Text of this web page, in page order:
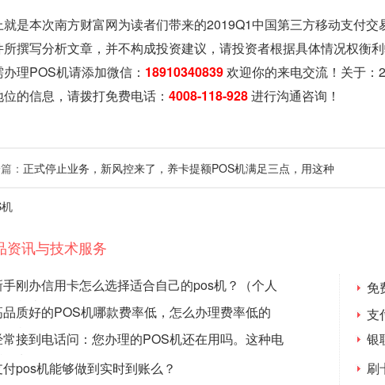
就是本次南方财富网为读者们带来的2019Q1中国第三方移动支付
所撰写分析文章，并不构成投资建议，请投资者根据具体情况权衡
理POS机请添加微信： 18910340839欢迎你的来电交流！关于：
位的信息，请拨打免费电话： 4008-118-928进行沟通咨询！
： 正式停止业务，新风控来了，养卡提额POS机满足三点，用这种
资讯与技术服务
手刚办信用卡怎么选择适合自己的pos机？（个人
机办理）
质好的POS机哪款费率低，怎么办理费率低的
机？
常接到电话问：您办理的POS机还在用吗。这种电
是出于什么目的？
pos机能够做到实时到账么？
免
支
银
证
刷